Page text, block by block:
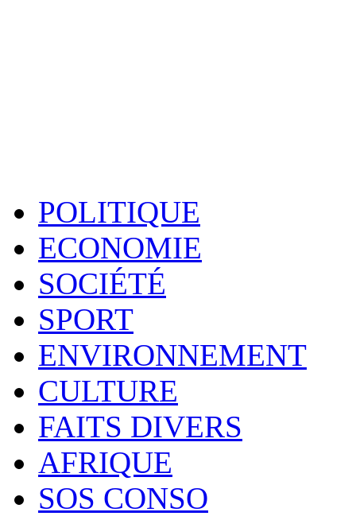
POLITIQUE
ECONOMIE
SOCIÉTÉ
SPORT
ENVIRONNEMENT
CULTURE
FAITS DIVERS
AFRIQUE
SOS CONSO